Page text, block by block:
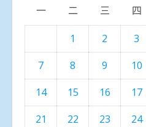
一 二 三 四
1 2 3
7
8 9 10
14
15 16 17
21
22 23 24